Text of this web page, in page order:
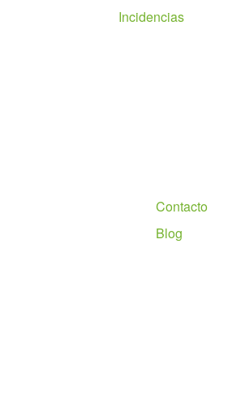
Incidencias
Contacto
Blog